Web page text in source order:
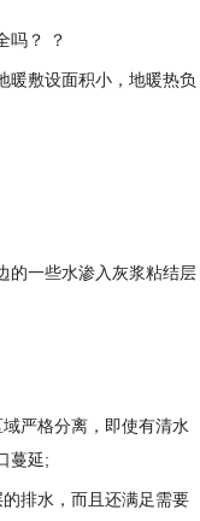
吗？ ？
暖敷设面积小，地暖热负
的一些水渗入灰浆粘结层
严格分离，即使有清水
蔓延;
排水，而且还满足需要